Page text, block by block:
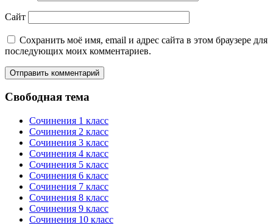
Сайт
Сохранить моё имя, email и адрес сайта в этом браузере для
последующих моих комментариев.
Свободная тема
Сочинения 1 класс
Сочинения 2 класс
Сочинения 3 класс
Сочинения 4 класс
Сочинения 5 класс
Сочинения 6 класс
Сочинения 7 класс
Сочинения 8 класс
Сочинения 9 класс
Сочинения 10 класс